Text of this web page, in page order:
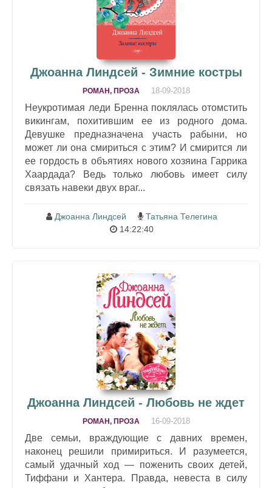
Джоанна Линдсей - Зимние костры
РОМАН, ПРОЗА 18-09-2018
Неукротимая леди Бренна поклялась отомстить
викингам, похитившим ее из родного дома.
Девушке предназначена участь рабыни, но
может ли она смириться с этим? И смирится ли
ее гордость в объятиях нового хозяина Гаррика
Хаардада? Ведь только любовь имеет силу
связать навеки двух враг...
Джоанна Линдсей
Татьяна Телегина
14:22:40
Джоанна Линдсей - Любовь не ждет
РОМАН, ПРОЗА 16-09-2018
Две семьи, враждующие с давних времен,
наконец решили примириться. И разумеется,
самый удачный ход — поженить своих детей,
Тиффани и Хантера. Правда, невеста в силу